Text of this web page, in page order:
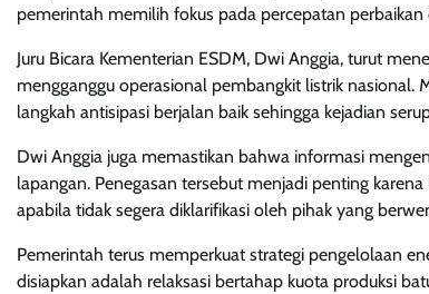
pemerintah memilih fokus pada percepatan
Juru Bicara Kementerian ESDM, Dwi Anggia, turut
mengganggu operasional pembangkit listrik nasional.
langkah antisipasi berjalan baik sehingga kejadian
Dwi Anggia juga memastikan bahwa informasi
lapangan. Penegasan tersebut menjadi penting
apabila tidak segera diklarifikasi oleh pihak yang
Pemerintah terus memperkuat strategi pengelolaan
disiapkan adalah relaksasi bertahap kuota produksi